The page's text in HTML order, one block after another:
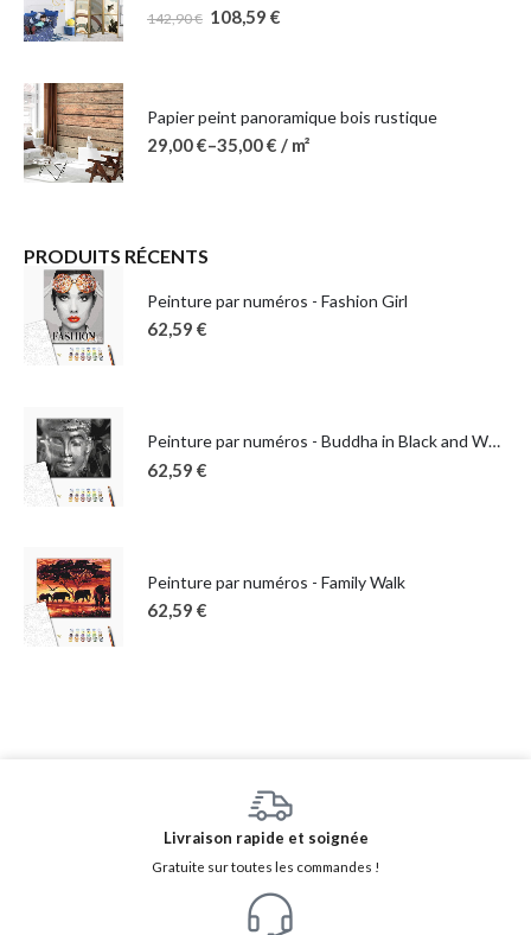
142,90€ 108,59 €
Papier peint panoramique bois rustique
29,00€–35,00€ / m²
PRODUITS RÉCENTS
Peinture par numéros - Fashion Girl
62,59 €
Peinture par numéros - Buddha in Black and White
62,59 €
Peinture par numéros - Family Walk
62,59 €
Livraison rapide et soignée
Gratuite sur toutes les commandes !